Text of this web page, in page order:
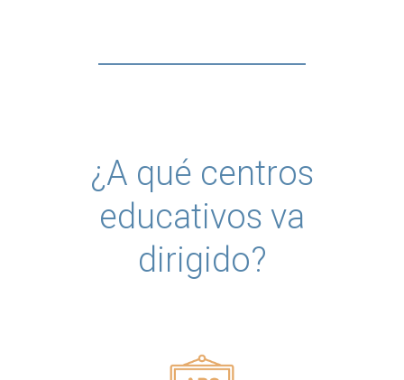
¿A qué centros
educativos va
dirigido?